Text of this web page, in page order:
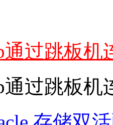
通过跳板机
通过跳板机